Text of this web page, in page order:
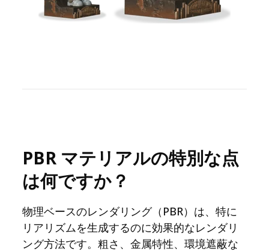
PBR マテリアルの特別な点
は何ですか？
物理ベースのレンダリング（PBR）は、特に
リアリズムを生成するのに効果的なレンダリ
ング方法です。粗さ、金属特性、環境遮蔽な